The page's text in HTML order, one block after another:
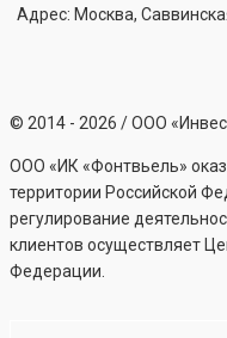
Адрес: Москва,
© 2014 - 2026 / ООО
ООО «ИК «Фонтвьель»
территории Российской
регулирование
клиентов осуществляет
Федерации.